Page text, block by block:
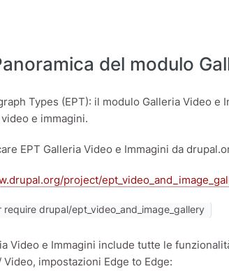
del modulo
Types (EPT): il modulo Galleria Video
e immagini.
EPT Galleria Video e Immagini da
project/
require drupal/ept_video_and_image_gallery
Video e Immagini include tutte le
Video, impostazioni Edge to Edge: